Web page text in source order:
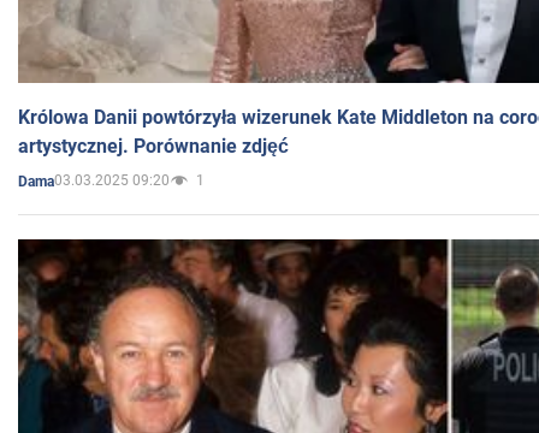
Królowa Danii powtórzyła wizerunek Kate Middleton na
artystycznej. Porównanie zdjęć
Dama03.03.2025 09:20 1